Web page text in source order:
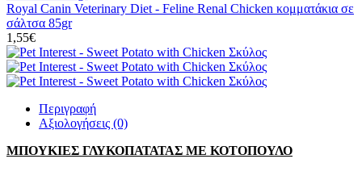
Royal Canin Veterinary Diet - Feline Renal Chicken κομματάκια σε
σάλτσα 85gr
1,55€
Περιγραφή
Αξιολογήσεις (0)
ΜΠΟΥΚΙΕΣ ΓΛΥΚΟΠΑΤΑΤΑΣ ΜΕ ΚΟΤΟΠΟΥΛΟ